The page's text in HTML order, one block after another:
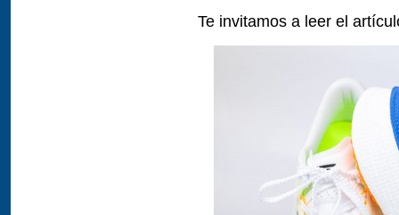
Te invitamos a leer el